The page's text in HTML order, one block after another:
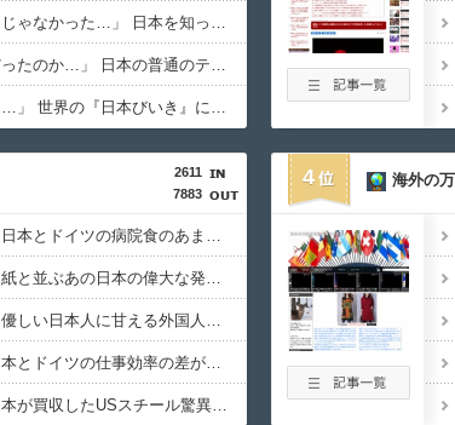
海外「日本なんて行くんじゃなかった…」 日本を知ってしまったディズニー信者、帰国後『本家』に失望する事態に
海外「全部日本の真似だったのか…」 日本の普通のテレビ番組が最新SNSの数十年先を行っていたと話題に
欧州「日本だけ反則だろ…」 世界の『日本びいき』にヨーロッパ全土から不満の声
2611
7883
海外「なんてこった！」日本とドイツの病院食のあまりの差に海外が大騒ぎ
海外「凄すぎる！」折り紙と並ぶあの日本の偉大な発明に海外がびっくり仰天
海外「日本が正しい！」優しい日本人に甘える外国人に海外が大騒ぎ
海外「さすが日本！」日本とドイツの仕事効率の差が分かる数字に海外が大騒ぎ
海外「素晴らしい！」日本が買収したUSスチール驚異の大復活に米国人が大喜び
4 海外の